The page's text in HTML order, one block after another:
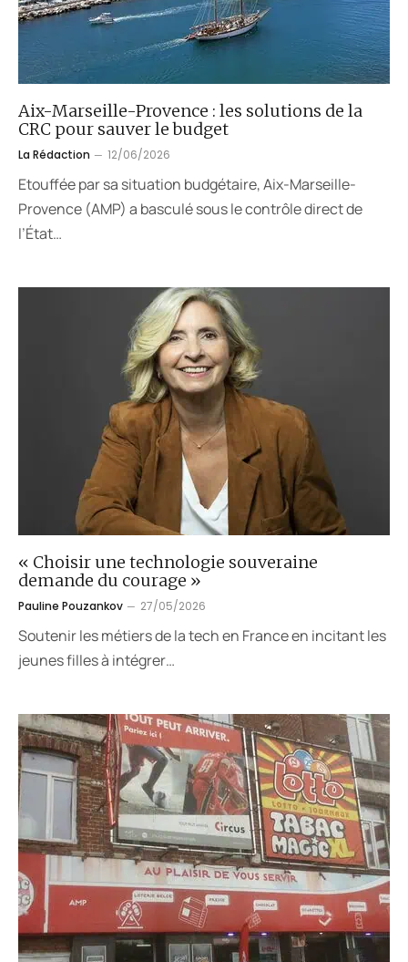
Aix-Marseille-Provence : les solutions de la
CRC pour sauver le budget
La Rédaction 12/06/2026
Etouffée par sa situation budgétaire, Aix-Marseille-
Provence (AMP) a basculé sous le contrôle direct de
l’État…
« Choisir une technologie souveraine
demande du courage »
Pauline Pouzankov 27/05/2026
Soutenir les métiers de la tech en France en incitant les
jeunes filles à intégrer…